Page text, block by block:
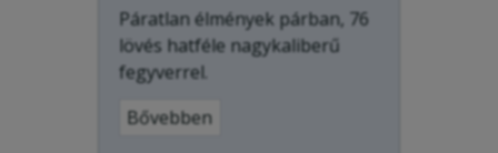
Páratlan élmények párban, 76
lövés hatféle nagykaliberű
fegyverrel.
Bővebben